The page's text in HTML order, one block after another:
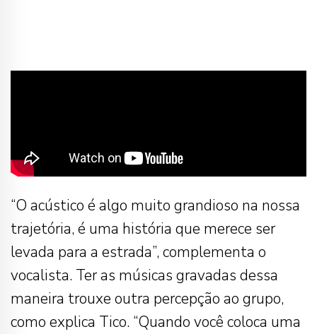
“O acústico é algo muito grandioso na nossa
trajetória, é uma história que merece ser
levada para a estrada”, complementa o
vocalista. Ter as músicas gravadas dessa
maneira trouxe outra percepção ao grupo,
como explica Tico. “Quando você coloca uma